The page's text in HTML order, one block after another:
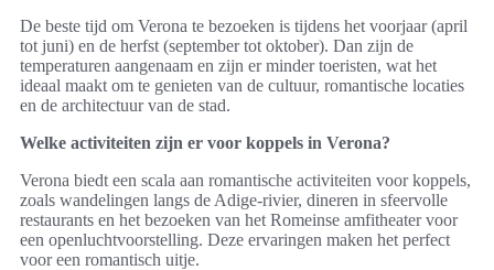
De beste tijd om Verona te bezoeken is tijdens het voorjaar (april
tot juni) en de herfst (september tot oktober). Dan zijn de
temperaturen aangenaam en zijn er minder toeristen, wat het
ideaal maakt om te genieten van de cultuur, romantische locaties
en de architectuur van de stad.
Welke activiteiten zijn er voor koppels in Verona?
Verona biedt een scala aan romantische activiteiten voor koppels,
zoals wandelingen langs de Adige-rivier, dineren in sfeervolle
restaurants en het bezoeken van het Romeinse amfitheater voor
een openluchtvoorstelling. Deze ervaringen maken het perfect
voor een romantisch uitje.